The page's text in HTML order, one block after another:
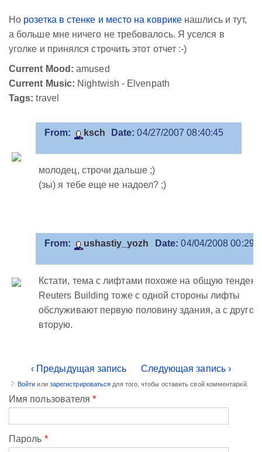
Но розетка в стенке и место на коврике нашлись и тут,
а больше мне ничего не требовалось. Я уселся в
уголке и принялся строчить этот отчет :-)
Current Mood: amused
Current Music: Nightwish - Elvenpath
Tags: travel
From: ksch Date: 04/27/2007 08:40:45
молодец, строчи дальше ;)
(зы) я тебе еще не надоел? ;)
From: ushastiy_yozh Date: 04/04/2008
Кстати, тема с лифтами похоже на общую
Reuters Building тоже с одной стороны лифты
обслуживают первую половину здания, а с другой
вторую.
‹ Предыдущая запись Следующая запись ›
Войти или зарегистрироваться для того, чтобы оставить свой комментарий.
Имя пользователя*
Пароль *